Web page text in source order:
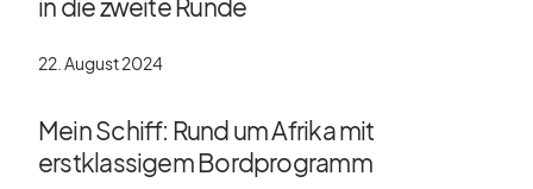
in die zweite Runde
22. August 2024
Mein Schiff: Rund um Afrika mit
erstklassigem Bordprogramm